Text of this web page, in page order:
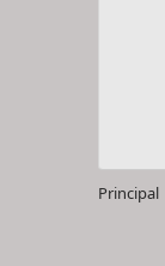
Principal